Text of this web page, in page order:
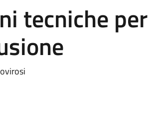
tecniche per